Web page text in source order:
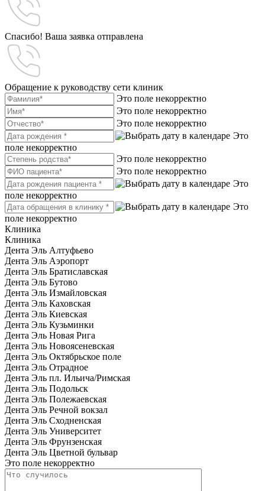
Спасибо! Ваша заявка отправлена
Обращение к руководству сети клиник
Это поле некорректно
Это поле некорректно
Это поле некорректно
Это
поле некорректно
Это поле некорректно
Это поле некорректно
Это
поле некорректно
Это
поле некорректно
Клиника
Клиника
Дента Эль Алтуфьево
Дента Эль Аэропорт
Дента Эль Братиславская
Дента Эль Бутово
Дента Эль Измайловская
Дента Эль Каховская
Дента Эль Киевская
Дента Эль Кузьминки
Дента Эль Новая Рига
Дента Эль Новоясеневская
Дента Эль Октябрьское поле
Дента Эль Отрадное
Дента Эль пл. Ильича/Римская
Дента Эль Подольск
Дента Эль Полежаевская
Дента Эль Речной вокзал
Дента Эль Сходненская
Дента Эль Университет
Дента Эль Фрунзенская
Дента Эль Цветной бульвар
Это поле некорректно